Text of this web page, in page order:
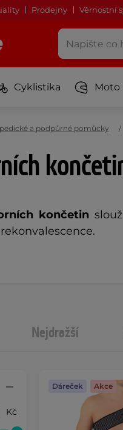
Prodejny Věrnostní
Cyklistika Moto
končetin
a podpůrné pomůcky
Nejdražší
Kč
Dáreček Akce